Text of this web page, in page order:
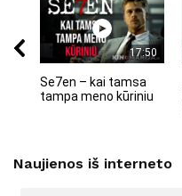
17:50
Se7en – kai tamsa
tampa meno kūriniu
Naujienos iš interneto